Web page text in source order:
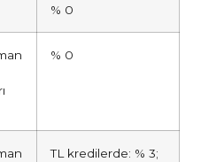
% 0
% 0
TL kredilerde: % 3;